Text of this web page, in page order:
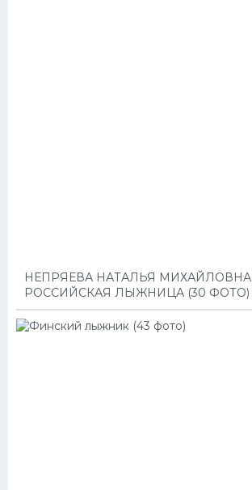
НЕПРЯЕВА НАТАЛЬЯ МИХАЙЛОВНА
РОССИЙСКАЯ ЛЫЖНИЦА (30 ФОТО)